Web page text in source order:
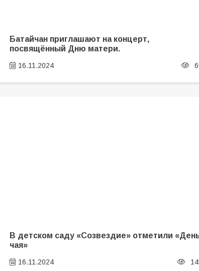
Батайчан приглашают на концерт,
посвящённый Дню матери.
16.11.2024
В детском саду «Созвездие» отметили
чая»
16.11.2024